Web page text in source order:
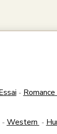
-
- Western -